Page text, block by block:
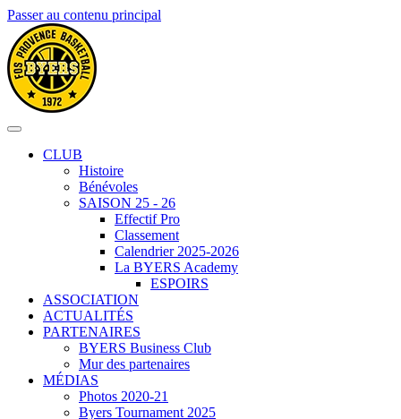
Passer au contenu principal
CLUB
Histoire
Bénévoles
SAISON 25 - 26
Effectif Pro
Classement
Calendrier 2025-2026
La BYERS Academy
ESPOIRS
ASSOCIATION
ACTUALITÉS
PARTENAIRES
BYERS Business Club
Mur des partenaires
MÉDIAS
Photos 2020-21
Byers Tournament 2025